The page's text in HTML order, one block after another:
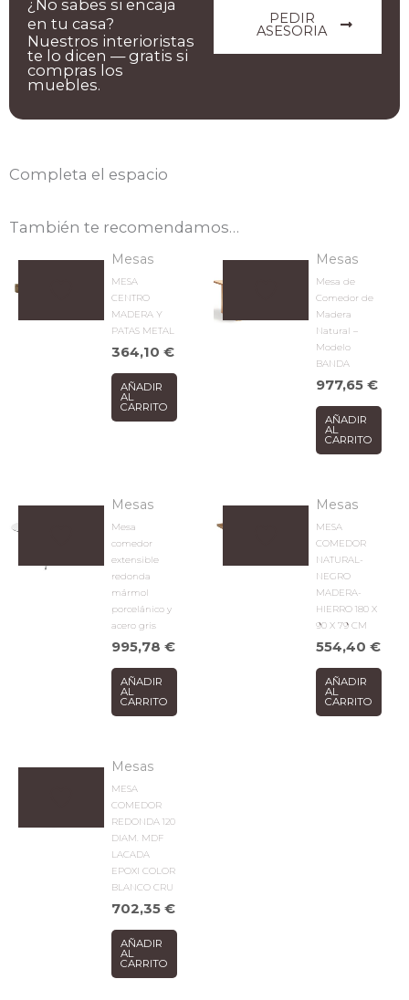
PEDIR
ASESORIA
¿No sabes si encaja
en tu casa?
Nuestros interioristas
te lo dicen — gratis si
compras los
muebles.
Completa el espacio
También te recomendamos…
Mesas
MESA
CENTRO
MADERA Y
PATAS METAL
364,10€
AÑADIR
AL
CARRITO
Mesas
Mesa de
Comedor de
Madera
Natural –
Modelo
BANDA
977,65€
AÑADIR
AL
CARRITO
Mesas
Mesa
comedor
extensible
redonda
mármol
porcelánico y
acero gris
995,78€
AÑADIR
AL
CARRITO
Mesas
MESA
COMEDOR
NATURAL-
NEGRO
MADERA-
HIERRO 180 X
90 X 79 CM
554,40€
AÑADIR
AL
CARRITO
Mesas
MESA
COMEDOR
REDONDA 120
DIAM. MDF
LACADA
EPOXI COLOR
BLANCO CRU
702,35€
AÑADIR
AL
CARRITO